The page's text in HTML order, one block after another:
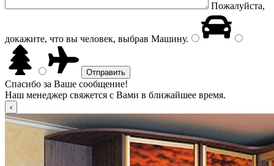
Пожалуйста,
докажите, что вы человек, выбрав Машину.
Спасибо за Ваше сообщение!
Наш менеджер свяжется с Вами в ближайшее время.